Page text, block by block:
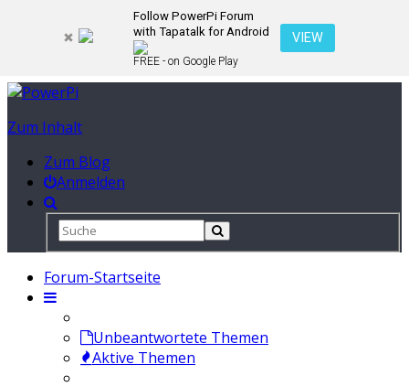
Follow PowerPi Forum
with Tapatalk for Android
FREE - on Google Play
VIEW
Zum Inhalt
Zum Blog
Anmelden
Forum-Startseite
Unbeantwortete Themen
Aktive Themen